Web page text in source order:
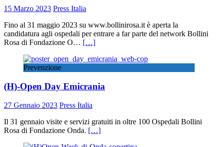
15 Marzo 2023 Press Italia
Fino al 31 maggio 2023 su www.bollinirosa.it è aperta la
candidatura agli ospedali per entrare a far parte del network Bollini
Rosa di Fondazione O… […]
Prevenzione
(H)-Open Day Emicrania
27 Gennaio 2023 Press Italia
Il 31 gennaio visite e servizi gratuiti in oltre 100 Ospedali Bollini
Rosa di Fondazione Onda. […]